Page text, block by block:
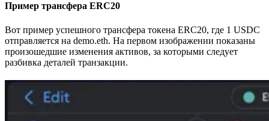
Пример трансфера ERC20
Вот пример успешного трансфера токена ERC20, где 1 USDC
отправляется на demo.eth. На первом изображении показаны
произошедшие изменения активов, за которыми следует
разбивка деталей транзакции.